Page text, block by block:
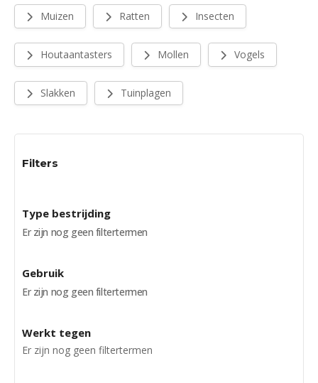
Muizen Ratten Insecten
Houtaantasters Mollen Vogels
Slakken Tuinplagen
Filters
Type bestrijding
Er zijn nog geen filtertermen
Gebruik
Er zijn nog geen filtertermen
Werkt tegen
Er zijn nog geen filtertermen